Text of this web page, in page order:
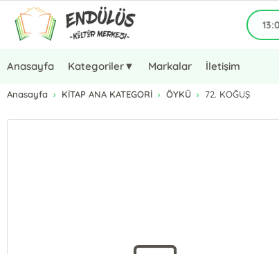
Anasayfa Kategoriler▼ Markalar İletişim
Anasayfa KİTAP ANA KATEGORİ ÖYKÜ 72. KOĞUŞ